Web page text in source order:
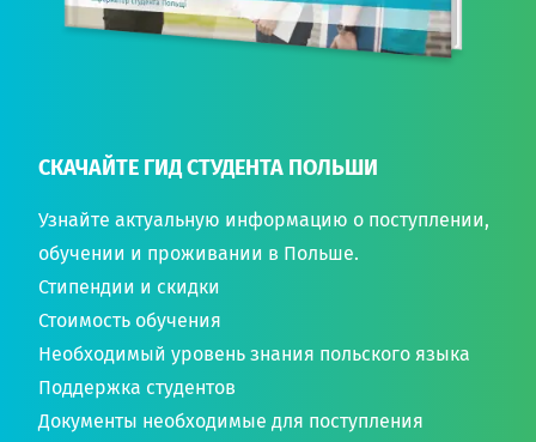
СКАЧАЙТЕ ГИД СТУДЕНТА ПОЛЬШИ
Узнайте актуальную информацию о поступлении,
обучении и проживании в Польше.
Стипендии и скидки
Стоимость обучения
Необходимый уровень знания польского языка
Поддержка студентов
Документы необходимые для поступления